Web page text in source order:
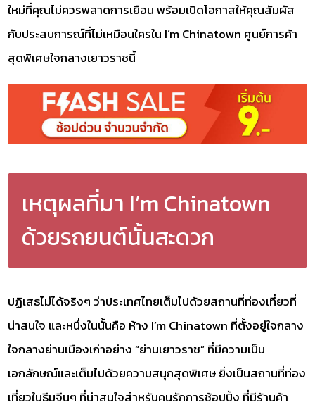
ใหม่ที่คุณไม่ควรพลาดการเยือน พร้อมเปิดโอกาสให้คุณสัมผัส
กับประสบการณ์ที่ไม่เหมือนใครใน I’m Chinatown ศูนย์การค้า
สุดพิเศษใจกลางเยาวราชนี้
เหตุผลที่มา I’m Chinatown
ด้วยรถยนต์นั้นสะดวก
ปฏิเสธไม่ได้จริงๆ ว่าประเทศไทยเต็มไปด้วยสถานที่ท่องเที่ยวที่
น่าสนใจ และหนึ่งในนั้นคือ ห้าง I’m Chinatown ที่ตั้งอยู่ใจกลาง
ใจกลางย่านเมืองเก่าอย่าง “ย่านเยาวราช” ที่มีความเป็น
เอกลักษณ์และเต็มไปด้วยความสนุกสุดพิเศษ ยิ่งเป็นสถานที่ท่อง
เที่ยวในธีมจีนๆ ที่น่าสนใจสำหรับคนรักการช้อปปิ้ง ที่มีร้านค้า